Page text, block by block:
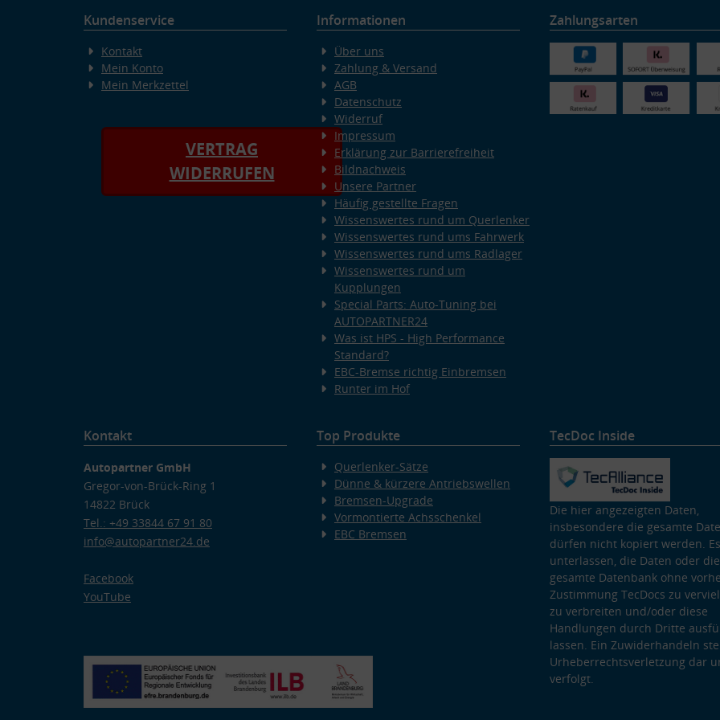
Kundenservice
Kontakt
Mein Konto
Mein Merkzettel
VERTRAG
WIDERRUFEN
Informationen
Über uns
Zahlung & Versand
AGB
Datenschutz
Widerruf
Impressum
Erklärung zur Barrierefreiheit
Bildnachweis
Unsere Partner
Häufig gestellte Fragen
Wissenswertes rund um Querlenker
Wissenswertes rund ums Fahrwerk
Wissenswertes rund ums Radlager
Wissenswertes rund um
Kupplungen
Special Parts: Auto-Tuning bei
AUTOPARTNER24
Was ist HPS - High Performance
Standard?
EBC-Bremse richtig Einbremsen
Runter im Hof
Zahlungsarten
Kontakt
Autopartner GmbH
Gregor-von-Brück-Ring 1
14822 Brück
Tel.: +49 33844 67 91 80
info@autopartner24.de
Facebook
YouTube
Top Produkte
Querlenker-Sätze
Dünne & kürzere Antriebswellen
Bremsen-Upgrade
Vormontierte Achsschenkel
EBC Bremsen
TecDoc Inside
Die hier angezeigten Daten,
insbesondere die gesamte
dürfen nicht kopiert werden.
unterlassen, die Daten oder die
gesamte Datenbank ohne
Zustimmung TecDocs zu
zu verbreiten und/oder diese
Handlungen durch Dritte
lassen. Ein Zuwiderhandeln
Urheberrechtsverletzung dar
verfolgt.